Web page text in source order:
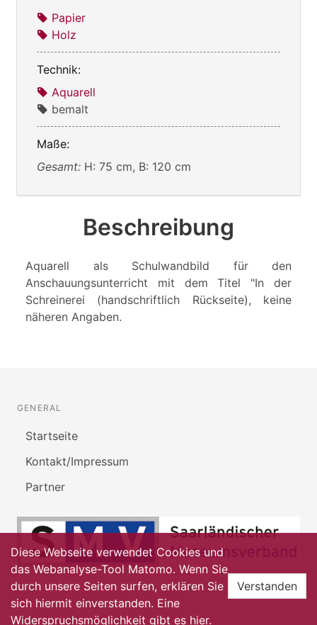
Papier
Holz
Technik:
Aquarell
bemalt
Maße:
Gesamt: H: 75 cm, B: 120 cm
Beschreibung
Aquarell als Schulwandbild für den
Anschauungsunterricht mit dem Titel "In der
Schreinerei (handschriftlich Rückseite), keine
näheren Angaben.
GENERAL
Startseite
Kontakt/Impressum
Partner
Diese Webseite verwendet Cookies und
das Webanalyse-Tool Matomo. Wenn Sie
durch unsere Seiten surfen, erklären Sie
sich hiermit einverstanden. Eine
Widerspruchsmöglichkeit gibt es hier.
Verstanden